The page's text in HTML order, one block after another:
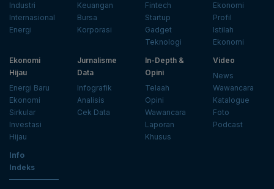
Industri
Internasional
Energi
Keuangan
Bursa
Korporasi
Fintech
Startup
Gadget
Teknologi
Ekonomi
Profil
Istilah
Ekonomi
Ekonomi
Hijau
Energi Baru
Ekonomi
Sirkular
Investasi
Hijau
Jurnalisme
Data
Infografik
Analisis
Cek Data
In-Depth &
Opini
Telaah
Opini
Wawancara
Laporan
Khusus
Video
News
Wawancara
Katalogue
Foto
Podcast
Info
Indeks